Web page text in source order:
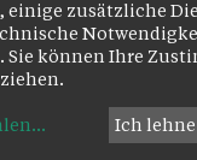
einige zusätzliche
Sie können Ihre
... Ich lehne